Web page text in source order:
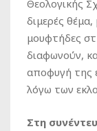
Θεολογικής
διμερές
μουφτήδες
διαφωνούν,
αποφυγή της
λόγω των
Στη